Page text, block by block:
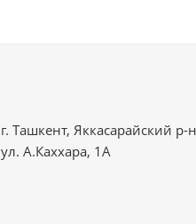
г. Ташкент, Яккасарайский р-
ул. А.Каххара, 1А